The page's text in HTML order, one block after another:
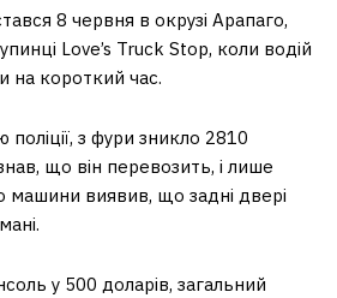
8 червня в окрузі Арапаго,
Love’s Truck Stop, коли водій
на короткий час.
поліції, з фури зникло 2810
що він перевозить, і лише
машини виявив, що задні двері
у 500 доларів, загальний